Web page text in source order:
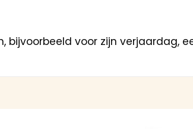
voor zijn verjaardag,